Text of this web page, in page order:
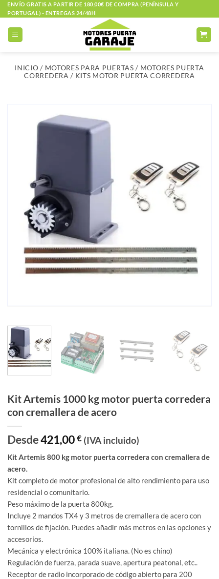
Saltar
al
contenido
ENVÍO GRATIS A PARTIR DE 180,00€ DE COMPRA (PENÍNSULA Y
PORTUGAL) - ENTREGAS 24/48H
INICIO / MOTORES PARA PUERTAS / MOTORES PUERTA
CORREDERA / KITS MOTOR PUERTA CORREDERA
Kit Artemis 1000 kg motor puerta corredera
con cremallera de acero
Desde421,00€ (IVA incluido)
Kit Artemis 800 kg motor puerta corredera con cremallera de
acero.
Kit completo de motor profesional de alto rendimiento para uso
residencial o comunitario.
Peso máximo de la puerta 800kg.
Incluye 2 mandos TX4 y 3 metros de cremallera de acero con
tornillos de fijación. Puedes añadir más metros en las opciones y
accesorios.
Mecánica y electrónica 100% italiana. (No es chino)
Regulación de fuerza, parada suave, apertura peatonal, etc..
Receptor de radio incorporado de código abierto para 200